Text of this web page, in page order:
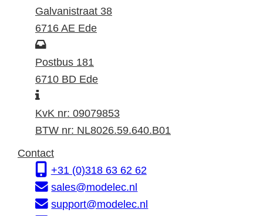
e
z
o
e
k
d
r
s
Galvanistraat 38
6716 AE Ede
P
o
s
a
d
e
s
Postbus 181
6710 BD Ede
I
n
f
r
m
a
KvK nr: 09079853
BTW nr: NL8026.59.640.B01
Contact
+31 (0)318 63 62 62
sales@modelec.nl
support@modelec.nl